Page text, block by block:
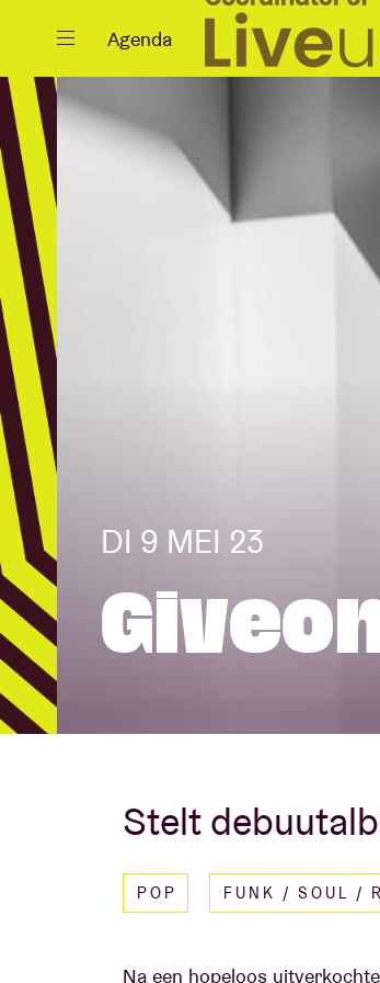
Sluiten
Agenda
AB ❤ you
Agenda
DI 9 MEI 23
Stelt
POP FUNK / SOUL /
Na een hopeloos